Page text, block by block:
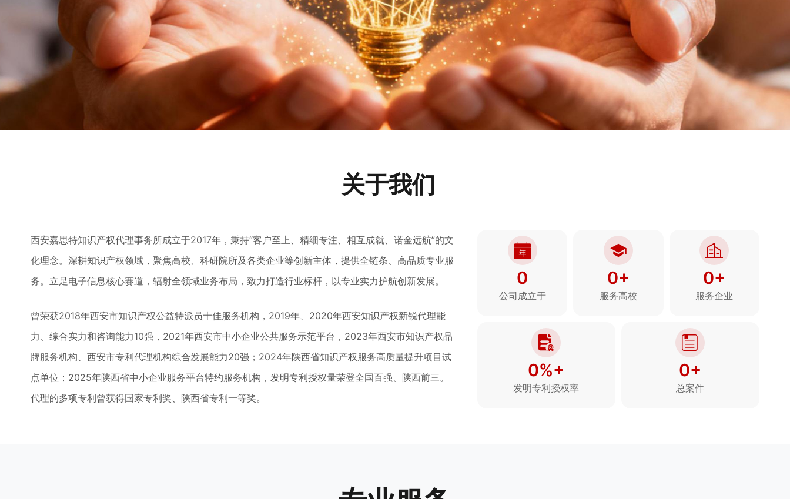
关于我们
西安嘉思特知识产权代理事务所成立于2017年，秉持“客户至上、精细专注、相互成就、诺金远航”的文
化理念。深耕知识产权领域，聚焦高校、科研院所及各类企业等创新主体，提供全链条、高品质专业服
务。立足电子信息核心赛道，辐射全领域业务布局，致力打造行业标杆，以专业实力护航创新发展。
曾荣获2018年西安市知识产权公益特派员十佳服务机构，2019年、2020年西安知识产权新锐代理能
力、综合实力和咨询能力10强，2021年西安市中小企业公共服务示范平台，2023年西安市知识产权品
牌服务机构、西安市专利代理机构综合发展能力20强；2024年陕西省知识产权服务高质量提升项目试
点单位；2025年陕西省中小企业服务平台特约服务机构，发明专利授权量荣登全国百强、陕西前三。
代理的多项专利曾获得国家专利奖、陕西省专利一等奖。
0
公司成立于
0+
服务高校
0+
服务企业
0%+
发明专利授权率
0+
总案件